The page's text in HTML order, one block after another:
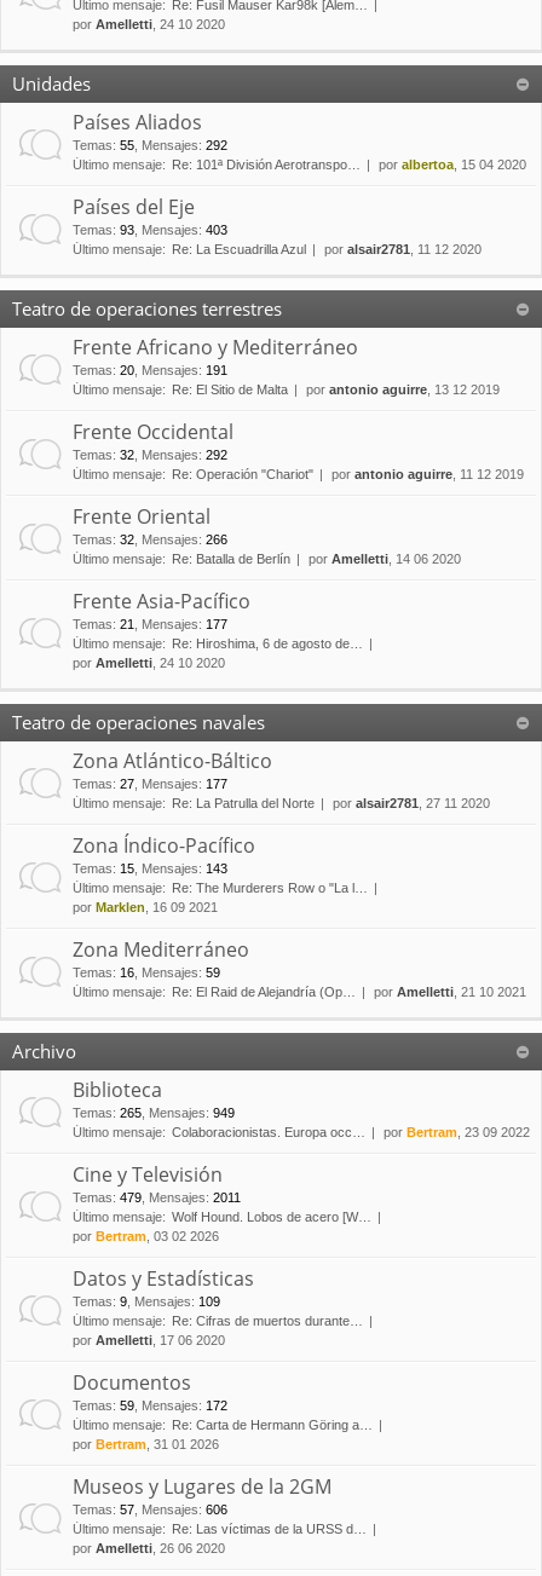
Último mensaje:
Re: Fusil Mauser Kar98k [Alem…
por Amelletti , 24 10 2020
Unidades
Países Aliados
Temas: 55 Mensajes: 292
Último mensaje:
Re: 101ª División Aerotranspo… por albertoa , 15 04 2020
Países del Eje
Temas: 93 Mensajes: 403
Último mensaje:
Re: La Escuadrilla Azul por alsair2781 , 11 12 2020
Teatro de operaciones terrestres
Frente Africano y Mediterráneo
Temas: 20 Mensajes: 191
Último mensaje:
Re: El Sitio de Malta por antonio aguirre , 13 12 2019
Frente Occidental
Temas: 32 Mensajes: 292
Último mensaje:
Re: Operación "Chariot" por antonio aguirre , 11 12 2019
Frente Oriental
Temas: 32 Mensajes: 266
Último mensaje:
Re: Batalla de Berlín por Amelletti , 14 06 2020
Frente Asia-Pacífico
Temas: 21 Mensajes: 177
Último mensaje:
Re: Hiroshima, 6 de agosto de…
por Amelletti , 24 10 2020
Teatro de operaciones navales
Zona Atlántico-Báltico
Temas: 27 Mensajes: 177
Último mensaje:
Re: La Patrulla del Norte por alsair2781 , 27 11 2020
Zona Índico-Pacífico
Temas: 15 Mensajes: 143
Último mensaje:
Re: The Murderers Row o "La l…
por Marklen , 16 09 2021
Zona Mediterráneo
Temas: 16 Mensajes: 59
Último mensaje:
Re: El Raid de Alejandría (Op… por Amelletti , 21 10 2021
Archivo
Biblioteca
Temas: 265 Mensajes: 949
Último mensaje: Colaboracionistas. Europa occ… por Bertram , 23 09 2022
Cine y Televisión
Temas: 479 Mensajes: 2011
Último mensaje: Wolf Hound. Lobos de acero [W…
por Bertram , 03 02 2026
Datos y Estadísticas
Temas: 9 Mensajes: 109
Último mensaje:
Re: Cifras de muertos durante…
por Amelletti , 17 06 2020
Documentos
Temas: 59 Mensajes: 172
Último mensaje:
Re: Carta de Hermann Göring a…
por Bertram , 31 01 2026
Museos y Lugares de la 2GM
Temas: 57 Mensajes: 606
Último mensaje:
Re: Las víctimas de la URSS d…
por Amelletti , 26 06 2020